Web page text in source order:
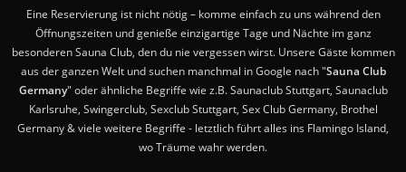
Eine Reservierung ist nicht nötig – komme einfach zu uns während den
Öffnungszeiten und genieße einzigartige Tage und Nächte im ganz
besonderen Sauna Club, den du nie vergessen wirst. Unsere Gäste kommen
aus der ganzen Welt und suchen manchmal in Google nach "Sauna Club
Germany" oder ähnliche Begriffe wie z.B. Saunaclub Stuttgart, Saunaclub
Karlsruhe, Swingerclub, Sexclub Stuttgart, Sex Club Germany, Brothel
Germany & viele weitere Begriffe - letztlich führt alles ins Flamingo Island,
wo Träume wahr werden.